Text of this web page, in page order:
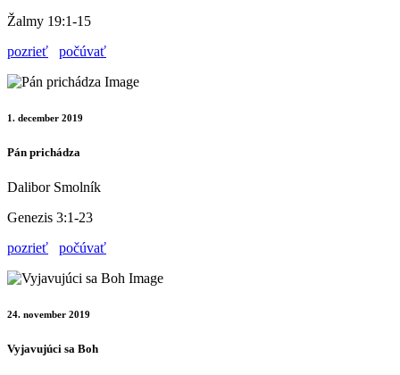
Žalmy 19:1-15
pozrieť
počúvať
1. december 2019
Pán prichádza
Dalibor Smolník
Genezis 3:1-23
pozrieť
počúvať
24. november 2019
Vyjavujúci sa Boh